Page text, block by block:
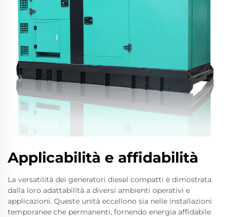
Applicabilità e affidabilità
La versatilità dei generatori diesel compatti è dimostrata
dalla loro adattabilità a diversi ambienti operativi e
applicazioni. Queste unità eccellono sia nelle installazioni
temporanee che permanenti, fornendo energia affidabile